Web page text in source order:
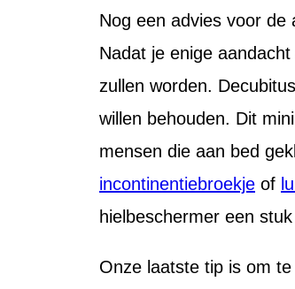
Nog een advies voor
Nadat je enige
zullen worden.
willen behouden. Dit
mensen die aan bed
incontinentiebroekje of
hielbeschermer een
Onze laatste tip is om